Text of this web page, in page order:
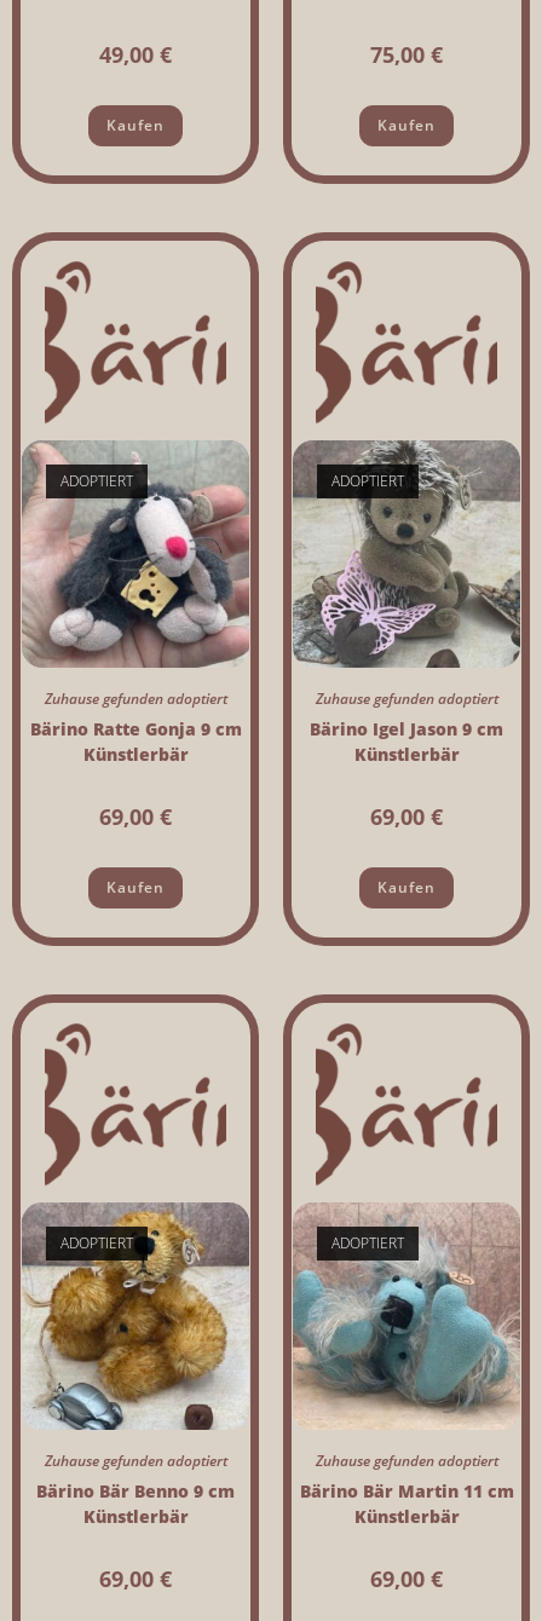
49,00 €
Kaufen
75,00 €
Kaufen
ADOPTIERT
Zuhause gefunden adoptiert
Bärino Ratte Gonja 9 cm
Künstlerbär
69,00 €
Kaufen
ADOPTIERT
Zuhause gefunden adoptiert
Bärino Igel Jason 9 cm
Künstlerbär
69,00 €
Kaufen
ADOPTIERT
Zuhause gefunden adoptiert
Bärino Bär Benno 9 cm
Künstlerbär
69,00 €
ADOPTIERT
Zuhause gefunden adoptiert
Bärino Bär Martin 11 cm
Künstlerbär
69,00 €